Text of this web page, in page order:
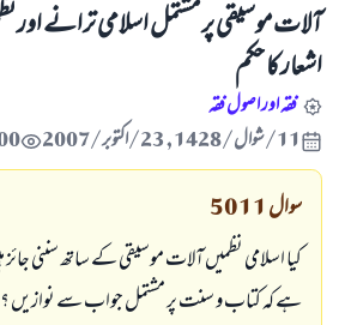
آلات موسيقى پر مشتمل اسلامى ترانے
اشعار كا حكم
فقہ اور اصول فقہ
11/شوال/1428 , 23/اکتوبر/2007
سوال5011
كيا اسلامى نظميں آلات موسيقى كے ساتھ سننى
ہے كہ كتاب و سنت پر مشتمل جواب سے نوازيں ؟